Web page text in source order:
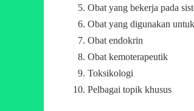
Obat yang bekerja pada
Obat yang digunakan
Obat endokrin
Obat kemoterapeutik
Toksikologi
Pelbagai topik khusus